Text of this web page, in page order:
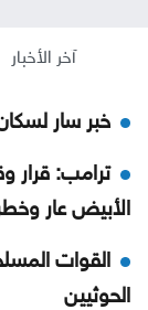
آخر الأخبار
خبر سار
ترامب: قرار
الأبيض عار
القوات
الحوثيين